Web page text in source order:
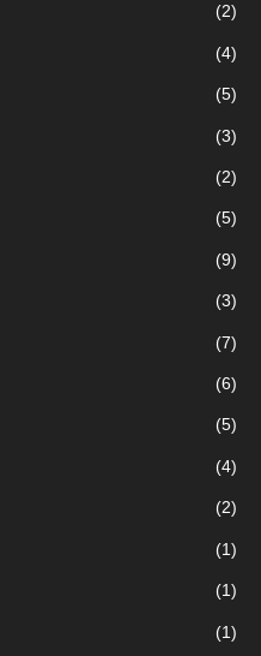
(2)
(4)
(5)
(3)
(2)
(5)
(9)
(3)
(7)
(6)
(5)
(4)
(2)
(1)
(1)
(1)